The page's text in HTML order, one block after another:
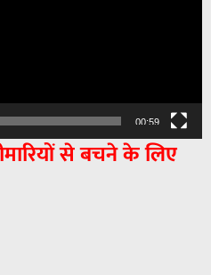
00:59
से बचने के लिए